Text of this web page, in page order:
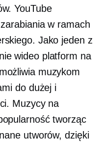
YouTube
w ramach
Jako jeden z
wideoplatform na
muzykom
do dużej i
Muzycy na
tworząc
utworów, dzięki